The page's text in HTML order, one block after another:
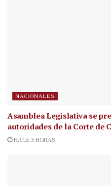
NACIONALES
Asamblea Legislativa se
autoridades de la Corte de
HACE 3 HORAS